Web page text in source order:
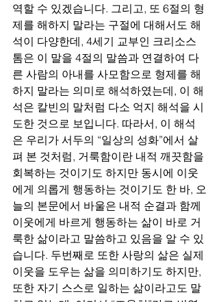
역할 수 있겠습니다. 그리고, 또 6절의 형
제를 해하지 말라는 구절에 대해서도 해
석이 다양한데, 4세기 교부인 크리소스
톰은 이 말을 4절의 말씀과 연결하여 다
른 사람의 아내를 사모함으로 형제를 해
하지 말라는 의미로 해석하였는데, 이 해
석은 칼빈의 말처럼 다소 억지 해석을 시
도한 것으로 보입니다. 따라서, 이 해석
은 우리가 서두의 “일상의 성화”에서 살
펴 본 것처럼, 거룩함이란 내적 깨끗함을
회복하는 것이기도 하지만 동시에 이웃
에게 의롭게 행동하는 것이기도 한 바, 오
늘의 본문에서 바울은 내적 순결과 함께
이웃에게 바르게 행동하는 삶이 바로 거
룩한 삶이라고 말씀하고 있음을 알 수 있
습니다. 두번째로 또한 사랑의 삶은 실제
이웃을 도우는 삶을 의미하기도 하지만,
또한 자기 스스로 일하는 삶이라고도 말